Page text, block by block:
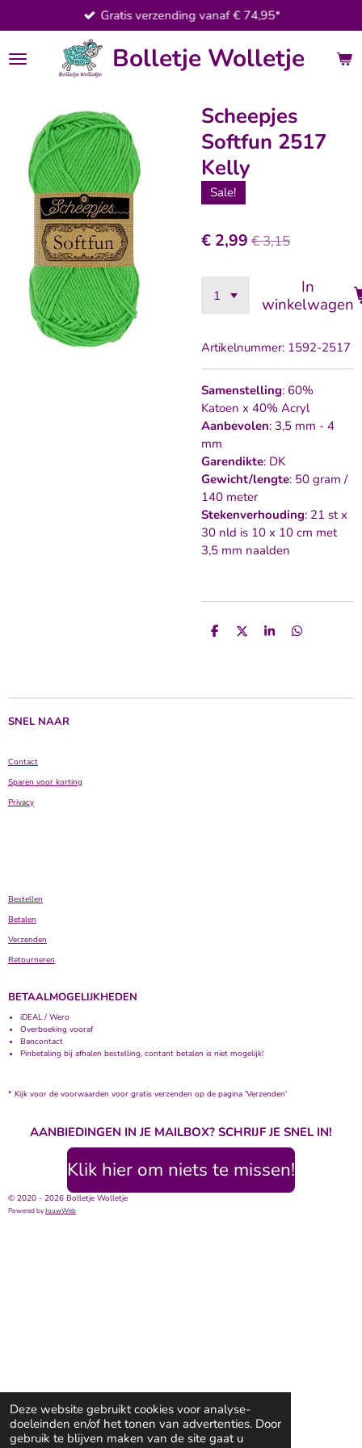
Deze website gebruikt cookies voor analyse-
doeleinden en/of het tonen van advertenties. Door
gebruik te blijven maken van de site gaat u
direct
naar
de
Bolletje Wolletje
Gratis verzending vanaf € 74,95*
Scheepjes
Softfun 2517
Kelly
Sale!
€ 2,99 € 3,15
In
winkelwagen
Artikelnummer: 1592-2517
Samenstelling: 60%
Katoen x 40% Acryl
Aanbevolen: 3,5 mm - 4
mm
Garendikte: DK
Gewicht/lengte: 50 gram /
140 meter
Stekenverhouding: 21 st x
30 nld is 10 x 10 cm met
3,5 mm naalden
D
D
S
D
SNEL NAAR
Contact
Sparen voor korting
Privacy
Bestellen
Betalen
Verzenden
Retourneren
BETAALMOGELIJKHEDEN
iDEAL / Wero
Overboeking vooraf
Bancontact
Pinbetaling bij afhalen bestelling, contant betalen is niet mogelijk!
* Kijk voor de voorwaarden voor gratis verzenden op de pagina 'Verzenden'
AANBIEDINGEN IN JE MAILBOX? SCHRIJF JE SNEL IN!
Klik hier om niets te missen!
© 2020 - 2026 Bolletje Wolletje
Powered byJouwWeb